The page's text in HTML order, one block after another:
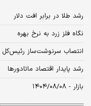
رشد طلا در برابر افت دلار
نگاه فلز زرد به نرخ بهره
انتصاب سرنوشت‌ساز رئیس‌کل
رشد پایدار اقتصاد ماتادورها
بازار - ۱۴۰۴/۰۸/۰۸